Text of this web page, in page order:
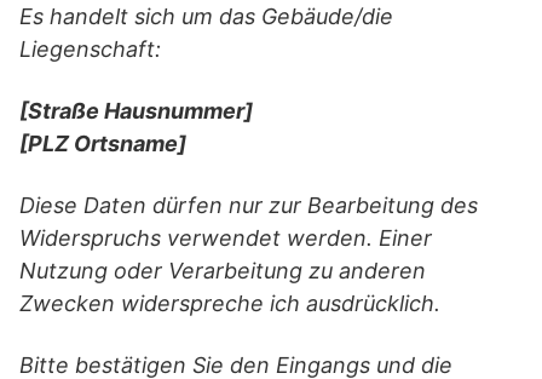
Es handelt sich um das Gebäude/die
Liegenschaft:
[Straße Hausnummer]
[PLZ Ortsname]
Diese Daten dürfen nur zur Bearbeitung des
Widerspruchs verwendet werden. Einer
Nutzung oder Verarbeitung zu anderen
Zwecken widerspreche ich ausdrücklich.
Bitte bestätigen Sie den Eingangs und die